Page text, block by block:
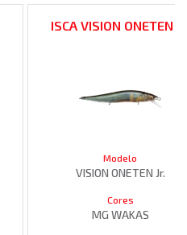
ISCA VISION ONETEN
Modelo
VISION ONETEN Jr.
Cores
MG WAKAS